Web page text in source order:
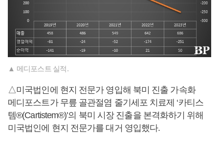
▲ 메디포스트 실적.
△미국법인에 현지 전문가 영입해 북미 진출 가속화
메디포스트가 무릎 골관절염 줄기세포 치료제 ‘카티스
템®(Cartistem®)’의 북미 시장 진출을 본격화하기 위해
미국법인에 현지 전문가를 대거 영입했다.